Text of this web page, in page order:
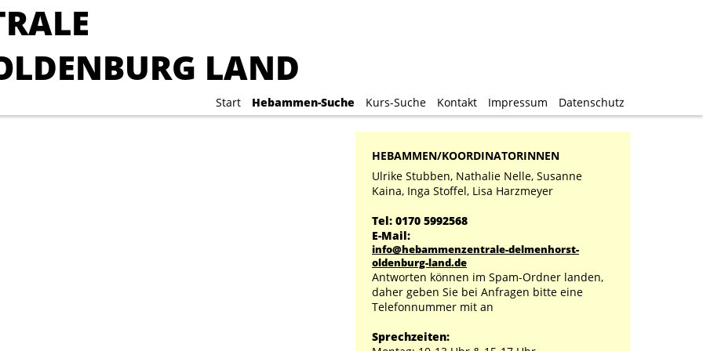
LAND
Start Hebammen-Suche Kurs-Suche Kontakt Impressum Datenschutz
LAND
Start Hebammen-Suche Kurs-Suche Kontakt Impressum Datenschutz
HEBAMMEN/KOORDINATORINNEN
Ulrike Stubben, Nathalie Nelle, Susanne
Kaina, Inga Stoffel, Lisa Harzmeyer
Tel: 0170 5992568
E-Mail:
info@hebammenzentrale-delmenhorst-
oldenburg-land.de
Antworten können im Spam-Ordner landen,
daher geben Sie bei Anfragen bitte eine
Telefonnummer mit an
Sprechzeiten: